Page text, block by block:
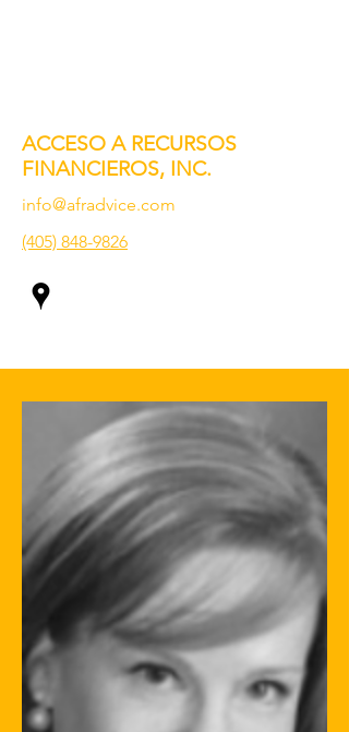
ACCESO A RECURSOS
FINANCIEROS, INC.
info@afradvice.com
(405) 848-9826